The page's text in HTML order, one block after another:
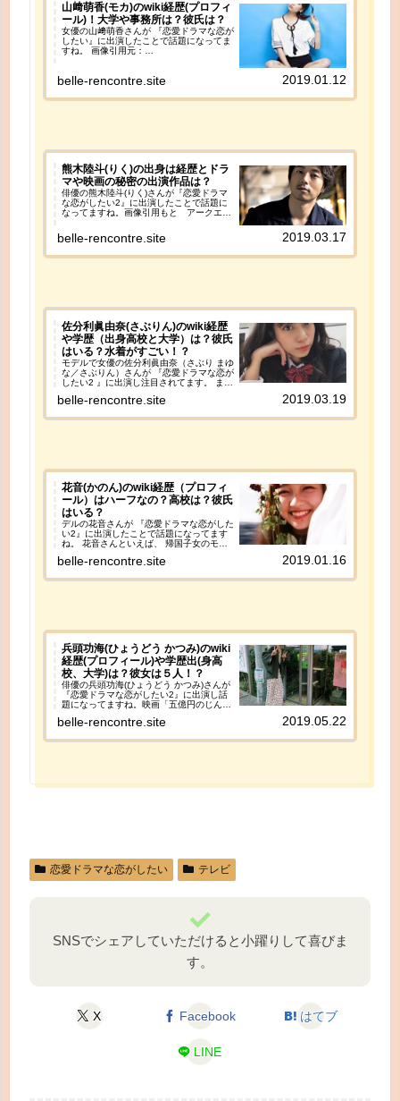
山﨑萌香(モカ)のwiki経歴(プロフィ
ール)！大学や事務所は？彼氏は？
女優の山﨑萌香さんが 『恋愛ドラマな恋が
したい』に出演したことで話題になってま
すね。 画像引用元：
ブンティーンでファイナリストに選出。 制
ャンプ主催の全国女子高生制服コレクショ
belle-rencontre.site 2019.01.12
熊木陸斗(りく)の出身は経歴とドラ
マや映画の秘密の出演作品は？
俳優の熊木陸斗(りく)さんが『恋愛ドラマ
な恋がしたい2』に出演したことで話題に
なってますね。画像引用もと アークエム
斗(りく)さんといえば、役者さんなのであ
まり個性やプライベートを露出することが
年に假屋崎省吾さんと桂由美さん主催のMr.
belle-rencontre.site 2019.03.17
佐分利眞由奈(さぶりん)のwiki経歴
や学歴（出身高校と大学）は？彼氏
はいる？水着がすごい！？
モデルで女優の佐分利眞由奈（さぶり まゆ
な／さぶりん）さんが 『恋愛ドラマな恋が
したい2 』に出演し注目されてます。 ま
も?』に出演！ (2019年3月14日(木) 2:24
と ４０過ぎの枯れたおじ様(おっさん)とデ
い！』『水着姿が見たい！』などなど 一躍
知名度を上げました。 PVはこちらです。
belle-rencontre.site 2019.03.19
花音(かのん)のwiki経歴（プロフィ
ール）はハーフなの？高校は？彼氏
はいる？
デルの花音さんが 『恋愛ドラマな恋がした
い2』に出演したことで話題になってます
ね。 花音さんといえば、 帰国子女のモデ
ンゼルスで育ち、2013年に日本に移住。
『恋愛ドラマな恋がしたい2』では、 恋愛
belle-rencontre.site 2019.01.16
兵頭功海(ひょうどう かつみ)のwiki
経歴(プロフィール)や学歴出(身高
校、大学)は？彼女は５人！？
俳優の兵頭功海(ひょうどう かつみ)さんが
『恋愛ドラマな恋がしたい2』に出演し話
題になってますね。映画「五億円のじんせ
優さんです。それに、スーパー戦隊シリー
の追加戦士カナロ / リュウソウゴールドの
リュウソウゴールド
belle-rencontre.site 2019.05.22
恋愛ドラマな恋がしたい テレビ
SNSでシェアしていただけると小躍りして喜びま
す。
X Facebook はてブ
LINE